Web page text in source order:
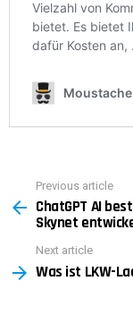
more
Previous article
ChatGPT AI
Skynet
Next article
Was ist LKW-